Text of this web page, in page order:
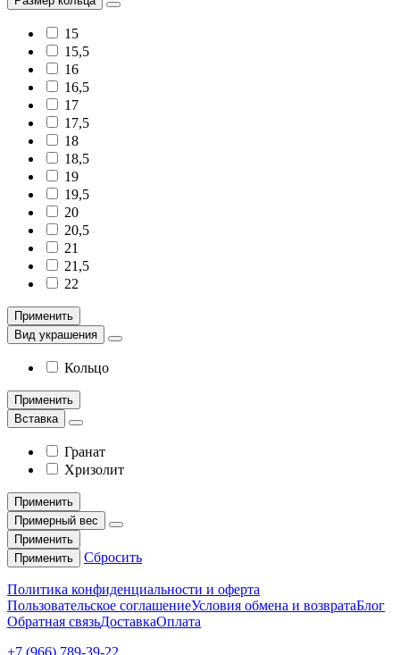
15
15,5
16
16,5
17
17,5
18
18,5
19
19,5
20
20,5
21
21,5
22
Применить
Вид украшения
Кольцо
Применить
Вставка
Гранат
Хризолит
Применить
Примерный вес
Применить
Применить
Сбросить
Политика конфиденциальности и оферта
Пользовательское соглашениеУсловия обмена и возвратаБлог
Обратная связьДоставкаОплата
+7 (966) 789-39-22